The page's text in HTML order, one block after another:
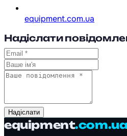
equipment.com.ua
Надіслати
Надіслати
equipment